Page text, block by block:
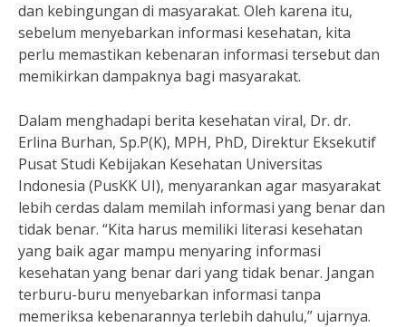
dan kebingungan di masyarakat. Oleh karena itu,
sebelum menyebarkan informasi kesehatan, kita
perlu memastikan kebenaran informasi tersebut dan
memikirkan dampaknya bagi masyarakat.
Dalam menghadapi berita kesehatan viral, Dr. dr.
Erlina Burhan, Sp.P(K), MPH, PhD, Direktur Eksekutif
Pusat Studi Kebijakan Kesehatan Universitas
Indonesia (PusKK UI), menyarankan agar masyarakat
lebih cerdas dalam memilah informasi yang benar dan
tidak benar. “Kita harus memiliki literasi kesehatan
yang baik agar mampu menyaring informasi
kesehatan yang benar dari yang tidak benar. Jangan
terburu-buru menyebarkan informasi tanpa
memeriksa kebenarannya terlebih dahulu,” ujarnya.